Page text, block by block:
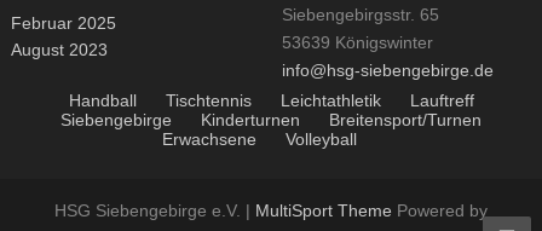
Februar 2025
August 2023
Siebengebirgsstr. 65
53639 Königswinter
info@hsg-siebengebirge.de
Handball
Tischtennis Leichtathletik
Lauftreff
Siebengebirge
Kinderturnen
Breitensport/Turnen
Erwachsene
Volleyball
HSG Siebengebirge e.V. | MultiSport Theme Powered by